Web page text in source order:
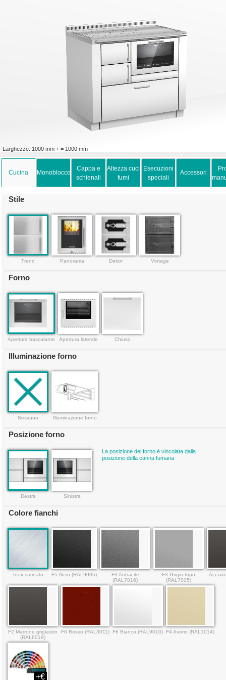
Cucina Monoblocco
Cappa e
schienali
Altezza cucina e
fumi
Esecuzioni
speciali
Accessori
Stile
Trend Panorama Dekor Vintage
Forno
Apertura basculante Apertura laterale Chiuso
Illuminazione forno
Nessuno Illuminazione forno
Posizione forno
Destra Sinistra
La posizione del forno è vincolata dalla
posizione della canna fumaria
Colore fianchi
Inox satinato F5 Nero (RAL9005)
F9 Antracite
(RAL7016)
F3 Grigio topo
(RAL7005)
F2 Marrone grigiastro
(RAL8019)
F6 Rosso (RAL3011) F8 Bianco (RAL9010) F4 Avorio (RAL1014)
+€
Larghezze: 1000 mm + = 1000 mm